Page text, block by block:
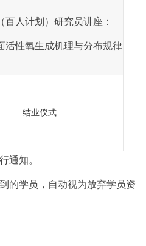
（百人计划） 研究员讲座：
活性氧生成机理与分布规律
结业仪式
通知。
的学员，自动视为放弃学员资